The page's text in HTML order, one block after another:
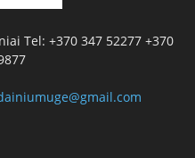
Tel: +370 347 52277 +370